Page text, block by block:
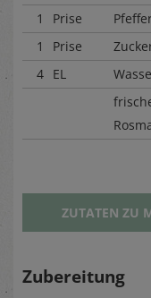
1
Prise
1
Prise
4 EL
ZUTATEN ZU
Zubereitung